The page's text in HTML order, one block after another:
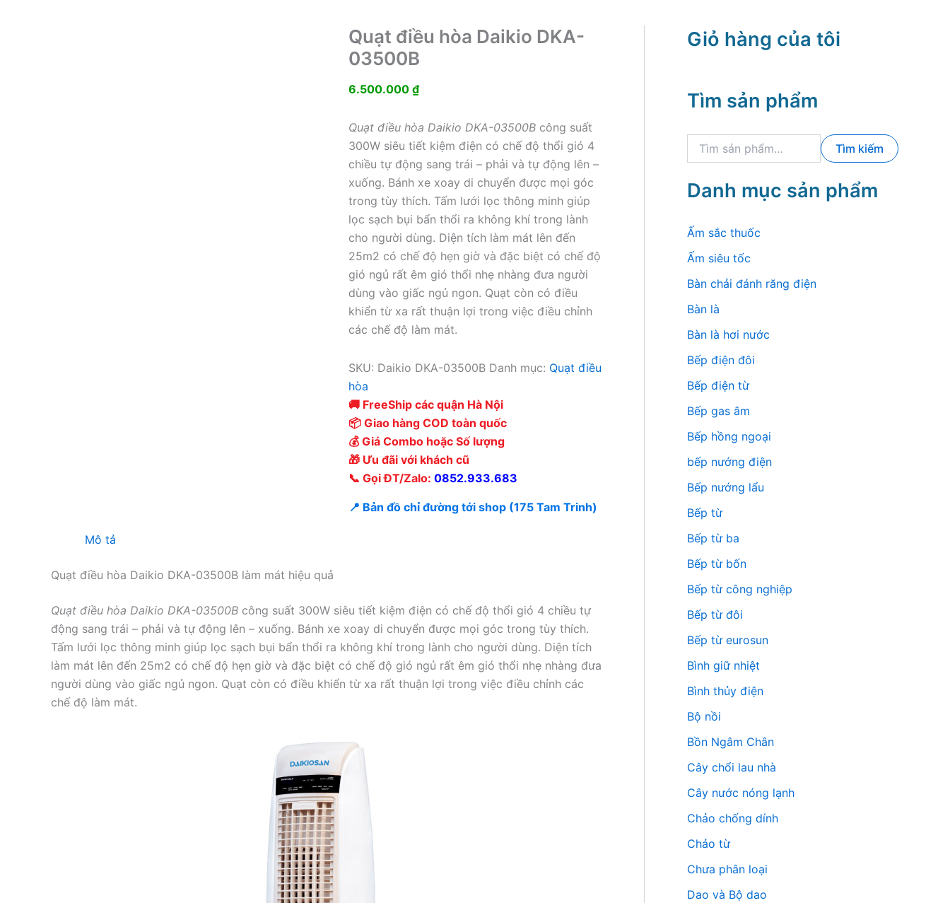
Quạt điều hòa Daikio DKA-
03500B
6.500.000 ₫
Quạt điều hòa Daikio DKA-03500Bcông suất
300W siêu tiết kiệm điện có chế độ thổi gió 4
chiều tự động sang trái – phải và tự động lên –
xuống. Bánh xe xoay di chuyển được mọi góc
trong tùy thích. Tấm lưới lọc thông minh giúp
lọc sạch bụi bẩn thổi ra không khí trong lành
cho người dùng. Diện tích làm mát lên đến
25m2 có chế độ hẹn giờ và đặc biệt có chế độ
gió ngủ rất êm gió thổi nhẹ nhàng đưa người
dùng vào giấc ngủ ngon. Quạt còn có điều
khiển từ xa rất thuận lợi trong việc điều chỉnh
các chế độ làm mát.
SKU: Daikio DKA-03500B Danh mục: Quạt điều
hòa
🚚 FreeShip các quận Hà Nội
📦 Giao hàng COD toàn quốc
💰 Giá Combo hoặc Số lượng
🎁 Ưu đãi với khách cũ
📞 Gọi ĐT/Zalo: 0852.933.683
📍 Bản đồ chỉ đường tới shop (175 Tam Trinh)
Mô tả
Quạt điều hòa Daikio DKA-03500B làm mát hiệu quả
Quạt điều hòa Daikio DKA-03500B công suất 300W siêu tiết kiệm điện có chế độ thổi gió 4 chiều tự
động sang trái – phải và tự động lên – xuống. Bánh xe xoay di chuyển được mọi góc trong tùy thích.
Tấm lưới lọc thông minh giúp lọc sạch bụi bẩn thổi ra không khí trong lành cho người dùng. Diện tích
làm mát lên đến 25m2 có chế độ hẹn giờ và đặc biệt có chế độ gió ngủ rất êm gió thổi nhẹ nhàng đưa
người dùng vào giấc ngủ ngon. Quạt còn có điều khiển từ xa rất thuận lợi trong việc điều chỉnh các
chế độ làm mát.
Giỏ hàng của tôi
Tìm sản phẩm
k
m
:
Tìm kiếm
Danh mục sản phẩm
Ấm sắc thuốc
Ấm siêu tốc
Bàn chải đánh răng điện
Bàn là
Bàn là hơi nước
Bếp điện đôi
Bếp điện từ
Bếp gas âm
Bếp hồng ngoại
bếp nướng điện
Bếp nướng lẩu
Bếp từ
Bếp từ ba
Bếp từ bốn
Bếp từ công nghiệp
Bếp từ đôi
Bếp từ eurosun
Bình giữ nhiệt
Bình thủy điện
Bộ nồi
Bồn Ngâm Chân
Cây chổi lau nhà
Cây nước nóng lạnh
Chảo chống dính
Chảo từ
Chưa phân loại
Dao và Bộ dao